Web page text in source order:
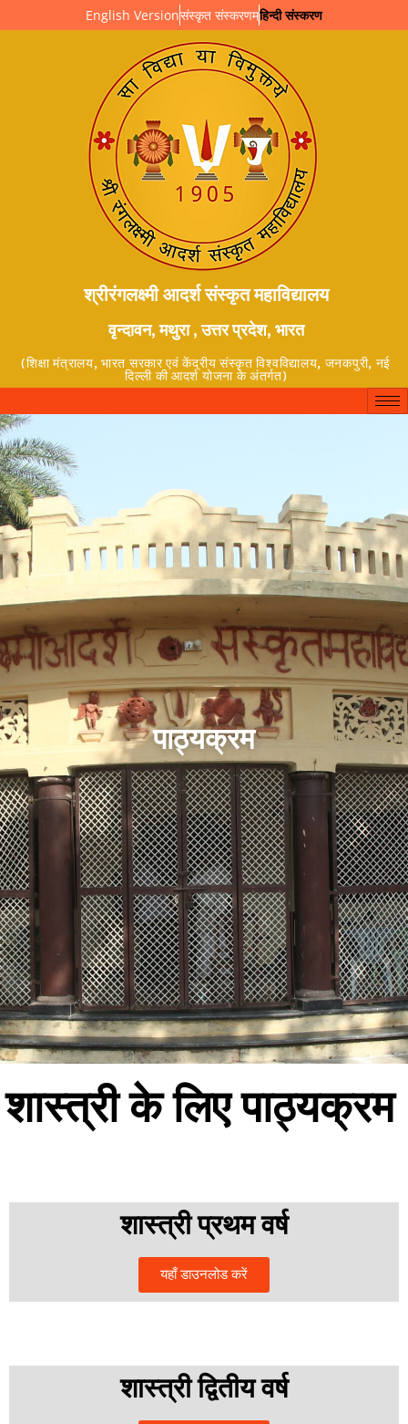
English Versionसंस्कृत संस्करणम्हिन्दी संस्करण
श्रीरंगलक्ष्मी आदर्श संस्कृत महाविद्यालय
वृन्दावन, मथुरा , उत्तर प्रदेश, भारत
(शिक्षा मंत्रालय, भारत सरकार एवं केंद्रीय संस्कृत विश्वविद्यालय, जनकपुरी, नई
दिल्ली की आदर्श योजना के अंतर्गत)
पाठ्यक्रम
शास्त्री के लिए पाठ्यक्रम
शास्त्री प्रथम वर्ष
यहाँ डाउनलोड करें
शास्त्री द्वितीय वर्ष